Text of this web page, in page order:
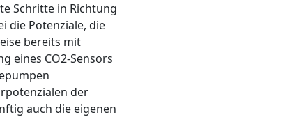
Schritte in Richtung
die Potenziale, die
bereits mit
eines CO2-Sensors
der
auch die eigenen